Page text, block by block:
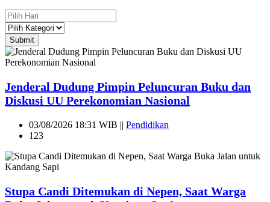
Submit
Jenderal Dudung Pimpin Peluncuran Buku dan
Diskusi UU Perekonomian Nasional
03/08/2026 18:31 WIB || Pendidikan
123
Stupa Candi Ditemukan di Nepen, Saat Warga